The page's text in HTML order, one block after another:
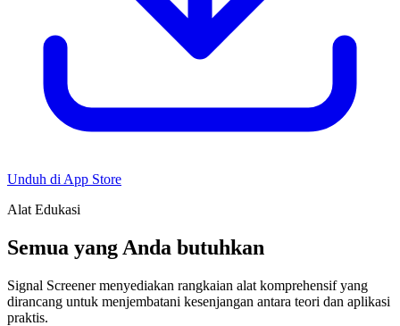
Unduh di App Store
Alat Edukasi
Semua yang Anda butuhkan
Signal Screener menyediakan rangkaian alat komprehensif yang
dirancang untuk menjembatani kesenjangan antara teori dan aplikasi
praktis.